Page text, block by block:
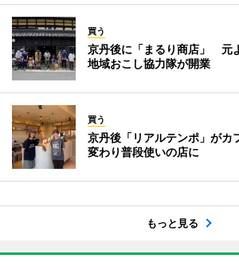
買う
京丹後に「まるり商店」 元
地域おこし協力隊が開業
買う
京丹後「リアルテンポ」が
変わり普段使いの店に
もっと見る